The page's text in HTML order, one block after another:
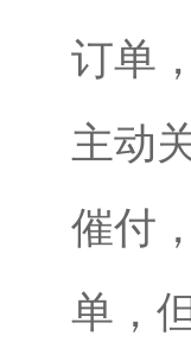
订单
主动
催付
单，